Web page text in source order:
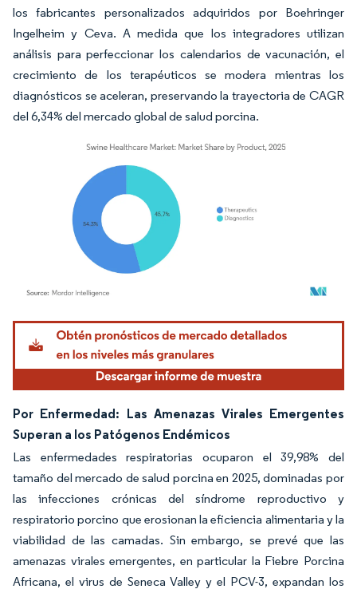
los fabricantes personalizados adquiridos por Boehringer
Ingelheim y Ceva. A medida que los integradores utilizan
análisis para perfeccionar los calendarios de vacunación, el
crecimiento de los terapéuticos se modera mientras los
diagnósticos se aceleran, preservando la trayectoria de CAGR
del 6,34% del mercado global de salud porcina.
Imagen © Mordor Intelligence. El uso requiere atribución según CC BY 4.0.
Por Enfermedad: Las Amenazas Virales Emergentes
Superan a los Patógenos Endémicos
Las enfermedades respiratorias ocuparon el 39,98% del
tamaño del mercado de salud porcina en 2025, dominadas por
las infecciones crónicas del síndrome reproductivo y
respiratorio porcino que erosionan la eficiencia alimentaria y la
viabilidad de las camadas. Sin embargo, se prevé que las
amenazas virales emergentes, en particular la Fiebre Porcina
Africana, el virus de Seneca Valley y el PCV-3, expandan los